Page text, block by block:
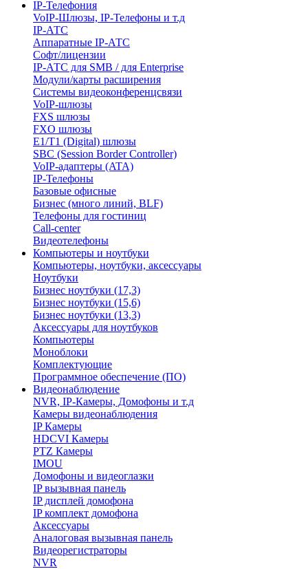
IP-Телефония
VoIP-Шлюзы, IP-Телефоны и т.д
IP-АТС
Аппаратные IP-АТС
Софт/лицензии
IP-АТС для SMB / для Enterprise
Модули/карты расширения
Системы видеоконференцсвязи
VoIP-шлюзы
FXS шлюзы
FXO шлюзы
E1/T1 (Digital) шлюзы
SBC (Session Border Controller)
VoIP-адаптеры (ATA)
IP-Телефоны
Базовые офисные
Бизнес (много линий, BLF)
Телефоны для гостиниц
Call-center
Видеотелефоны
Компьютеры и ноутбуки
Компьютеры, ноутбуки, аксессуары
Ноутбуки
Бизнес ноутбуки (17,3)
Бизнес ноутбуки (15,6)
Бизнес ноутбуки (13,3)
Аксессуары для ноутбуков
Компьютеры
Моноблоки
Комплектующие
Программное обеспечение (ПО)
Видеонаблюдение
NVR, IP-Камеры, Домофоны и т.д
Камеры видеонаблюдения
IP Камеры
HDCVI Камеры
PTZ Камеры
IMOU
Домофоны и видеоглазки
IP вызывная панель
IP дисплей домофона
IP комплект домофона
Аксессуары
Аналоговая вызывная панель
Видеорегистраторы
NVR